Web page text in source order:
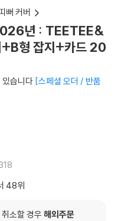
뻐 커버
년 : TEETEE&
+B형 잡지+카드 20
있습니다 스페셜 오더 / 반품
48위
소할 경우 해외주문